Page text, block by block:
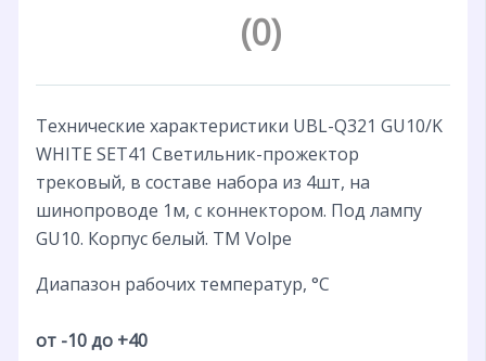
(0)
Технические характеристики UBL-Q321 GU10/K
WHITE SET41 Светильник-прожектор
трековый, в составе набора из 4шт, на
шинопроводе 1м, с коннектором. Под лампу
GU10. Корпус белый. ТМ Volpe
Диапазон рабочих температур, °С
от -10 до +40